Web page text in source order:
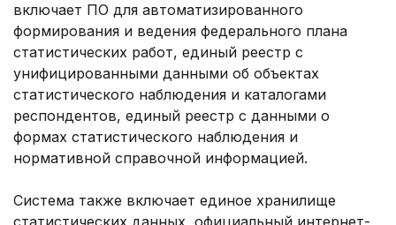
включает ПО для автоматизированного
формирования и ведения федерального плана
статистических работ, единый реестр с
унифицированными данными об объектах
статистического наблюдения и каталогами
респондентов, единый реестр с данными о
формах статистического наблюдения и
нормативной справочной информацией.
Система также включает единое хранилище